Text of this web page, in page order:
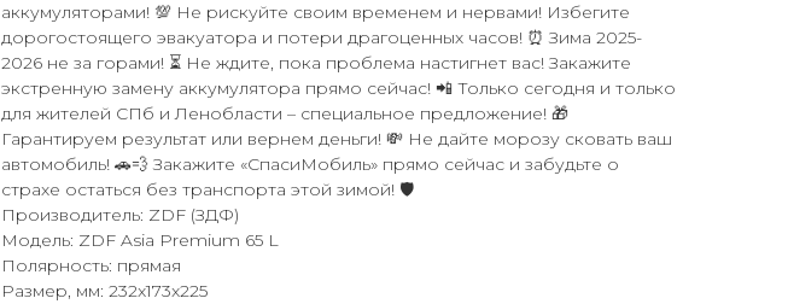
аккумуляторами! 💯 Не рискуйте своим временем и нервами! Избегите
дорогостоящего эвакуатора и потери драгоценных часов! ⏰ Зима 2025-
2026 не за горами! ⏳ Не ждите, пока проблема настигнет вас! Закажите
экстренную замену аккумулятора прямо сейчас! 📲 Только сегодня и только
для жителей СПб и Ленобласти – специальное предложение! 🎁
Гарантируем результат или вернем деньги! 💸 Не дайте морозу сковать ваш
автомобиль! 🚗💨 Закажите «СпасиМобиль» прямо сейчас и забудьте о
страхе остаться без транспорта этой зимой! 🛡️
Производитель: ZDF (ЗДФ)
Модель: ZDF Asia Premium 65 L
Полярность: прямая
Размер, мм: 232x173x225